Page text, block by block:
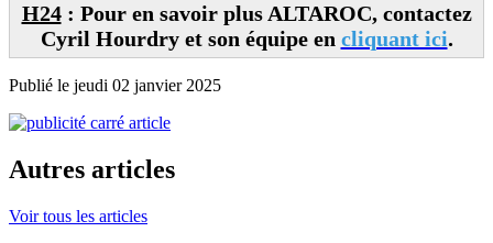
H24: Pour en savoir plus ALTAROC, contactez
Cyril Hourdry et son équipe en cliquant ici.
Publié le jeudi 02 janvier 2025
Autres articles
Voir tous les articles